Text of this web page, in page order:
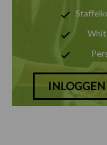
INLOGGEN